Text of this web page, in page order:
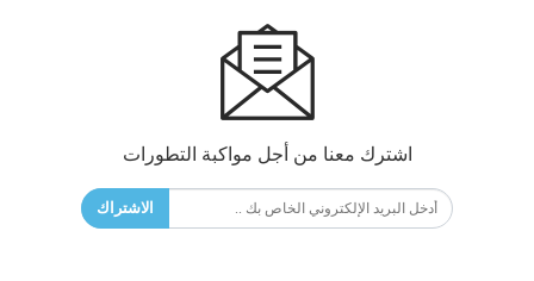
اشترك معنا من أجل مواكبة التطورات
الاشتراك